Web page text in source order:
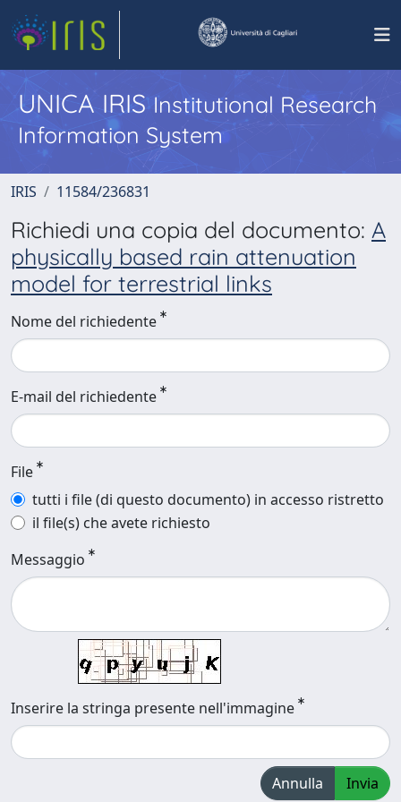
UNICA IRISInstitutional Research
Information System
IRIS 11584/236831
Richiedi una copia del documento: A
physically based rain attenuation
model for terrestrial links
Nome del richiedente
E-mail del richiedente
File
tutti i file (di questo documento) in accesso ristretto
il file(s) che avete richiesto
Messaggio
Inserire la stringa presente nell'immagine
Annulla Invia